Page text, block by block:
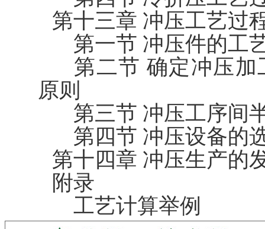
第十三章 冲压工艺过
第一节 冲压件的工
第二节 确定冲压加
原则
第三节 冲压工序间
第四节 冲压设备的
第十四章 冲压生产的
附录
工艺计算举例